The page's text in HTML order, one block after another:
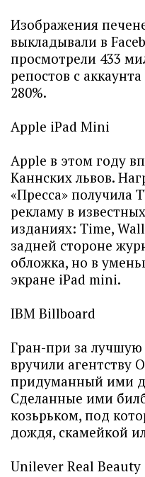
Изображения
выкладывали в
просмотрели 433
репостов с
280%.
Apple iPad Mini
Apple в этом году
Каннских львов.
«Пресса» получила
рекламу в
изданиях: Time,
задней стороне
обложка, но в
экране iPad mini.
IBM Billboard
Гран-при за
вручили агентству
придуманный ими
Сделанные ими
козьрьком, под
дождя, скамейкой
Unilever Real Beauty